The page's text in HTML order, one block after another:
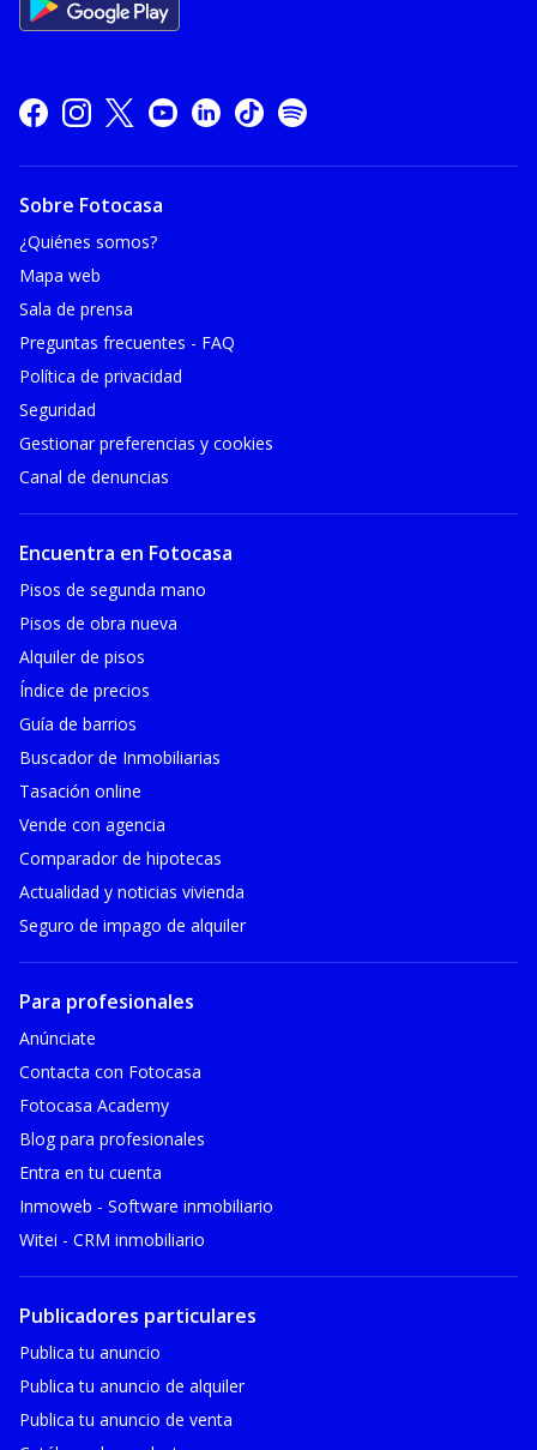
Sobre Fotocasa
¿Quiénes somos?
Mapa web
Sala de prensa
Preguntas frecuentes - FAQ
Política de privacidad
Seguridad
Gestionar preferencias y cookies
Canal de denuncias
Encuentra en Fotocasa
Pisos de segunda mano
Pisos de obra nueva
Alquiler de pisos
Índice de precios
Guía de barrios
Buscador de Inmobiliarias
Tasación online
Vende con agencia
Comparador de hipotecas
Actualidad y noticias vivienda
Seguro de impago de alquiler
Para profesionales
Anúnciate
Contacta con Fotocasa
Fotocasa Academy
Blog para profesionales
Entra en tu cuenta
Inmoweb - Software inmobiliario
Witei - CRM inmobiliario
Publicadores particulares
Publica tu anuncio
Publica tu anuncio de alquiler
Publica tu anuncio de venta